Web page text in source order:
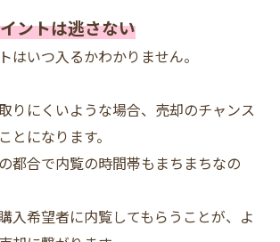
ントは逃さない
はいつ入るかわかりません。
りにくいような場合、売却のチャンス
とになります。
都合で内覧の時間帯もまちまちなの
入希望者に内覧してもらうことが、よ